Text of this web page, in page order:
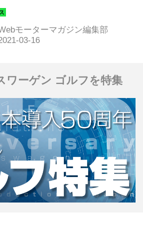
スルー形式の店舗「ピットスト
」を期間限定でオープン
（タイトル画像は店舗外観のイ
モーターマガジン編集部
ワーゲン ゴルフを特集